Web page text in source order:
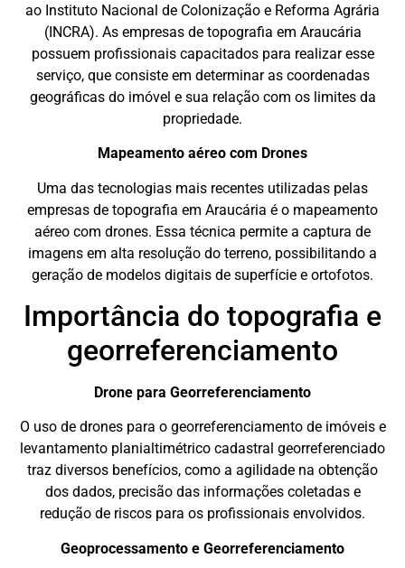
ao Instituto Nacional de Colonização e Reforma Agrária
(INCRA). As empresas de topografia em Araucária
possuem profissionais capacitados para realizar esse
serviço, que consiste em determinar as coordenadas
geográficas do imóvel e sua relação com os limites da
propriedade.
Mapeamento aéreo com Drones
Uma das tecnologias mais recentes utilizadas pelas
empresas de topografia em Araucária é o mapeamento
aéreo com drones. Essa técnica permite a captura de
imagens em alta resolução do terreno, possibilitando a
geração de modelos digitais de superfície e ortofotos.
Importância do topografia e
georreferenciamento
Drone para Georreferenciamento
O uso de drones para o georreferenciamento de imóveis e
levantamento planialtimétrico cadastral georreferenciado
traz diversos benefícios, como a agilidade na obtenção
dos dados, precisão das informações coletadas e
redução de riscos para os profissionais envolvidos.
Geoprocessamento e Georreferenciamento